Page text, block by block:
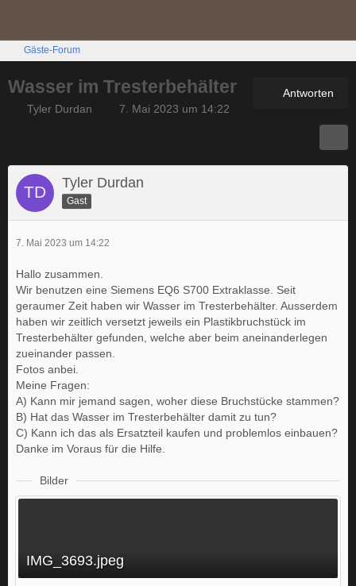
Gäste-Forum
Wasser im Tresterbehälter
Tyler Durdan 7. Mai 2023 um 14:22
Antworten
Tyler Durdan
Gast
7. Mai 2023 um 14:22
Hallo zusammen.
Wir benutzen eine Siemens EQ6 S700 Extraklasse. Seit
geraumer Zeit haben wir Wasser im Tresterbehälter. Ausserdem
haben wir zeitlich versetzt jeweils ein Plastikbruchstück im
Tresterbehälter gefunden, welche aber beim aneinanderlegen
zueinander passen.
Fotos anbei.
Meine Fragen:
A) Kann mir jemand sagen, woher diese Bruchstücke stammen?
B) Hat das Wasser im Tresterbehälter damit zu tun?
C) Kann ich das als Ersatzteil kaufen und problemlos einbauen?
Danke im Voraus für die Hilfe.
Bilder
IMG_3693.jpeg